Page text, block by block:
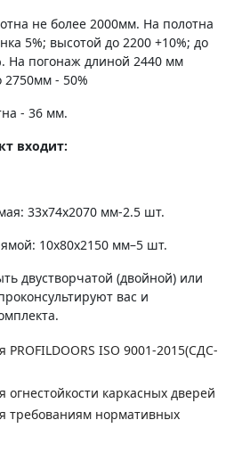
не более 2000мм. На полотна
5%; высотой до 2200 +10%; до
На погонаж длиной 2440 мм
2750мм - 50%
- 36 мм.
входит:
33х74х2070 мм-2.5 шт.
10х80х2150 мм–5 шт.
двустворчатой (двойной) или
вас и
PROFILDOORS ISO 9001-2015(СДС-
огнестойкости каркасных дверей
требованиям нормативных